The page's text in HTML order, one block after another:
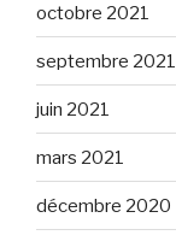
octobre 2021
septembre 2021
juin 2021
mars 2021
décembre 2020